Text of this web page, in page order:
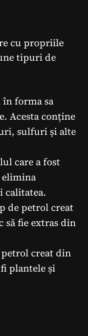
cu propriile
tipuri de
forma sa
Acesta conține
sulfuri și alte
care a fost
elimina
calitatea.
de petrol creat
să fie extras din
creat din
plantele și